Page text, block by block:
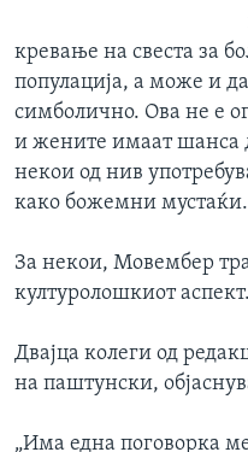
кревање на свеста за
популација, а може и
симболично. Ова не е
и жените имаат шанса
некои од нив
како божемни мустаќи.
За некои, Мовембер
културолошкиот аспект.
Двајца колеги од
на паштунски,
„Има една поговорка